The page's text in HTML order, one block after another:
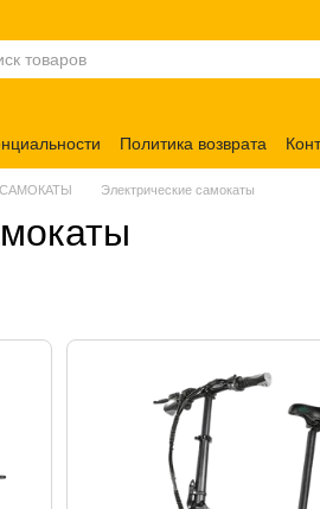
Политика возврата
Электрические самокаты